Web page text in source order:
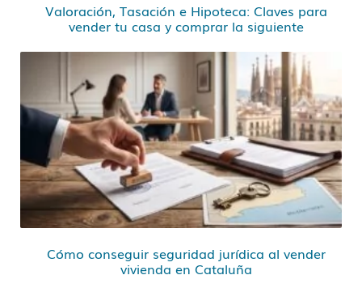
Valoración, Tasación e Hipoteca: Claves para
vender tu casa y comprar la siguiente
Cómo conseguir seguridad jurídica al vender
vivienda en Cataluña